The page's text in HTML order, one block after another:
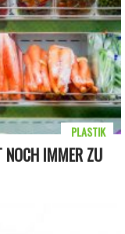
NOCH IMMER ZU
PLASTIK